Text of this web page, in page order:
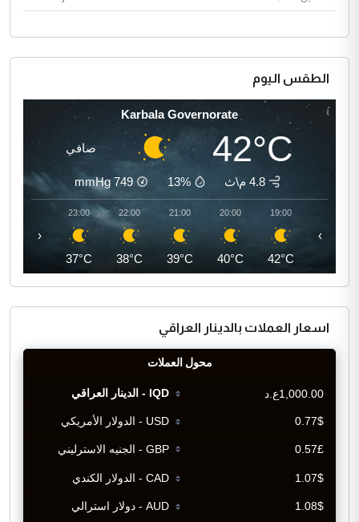
الطقس اليوم
Karbala Governorate
42°C صافي
4.8 م\ث 13%
749
mmHg
19:00
42°C
20:00
40°C
21:00
39°C
22:00
38°C
23:00
37°C
‹ ›
اسعار العملات بالدينار العراقي